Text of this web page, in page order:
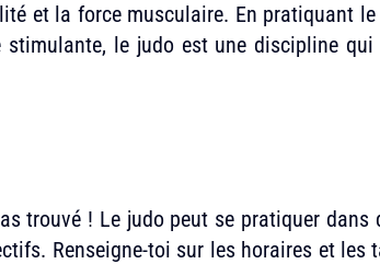
et la force musculaire. En pratiquant
stimulante, le judo est une discipline
trouvé ! Le judo peut se pratiquer dans
Renseigne-toi sur les horaires et